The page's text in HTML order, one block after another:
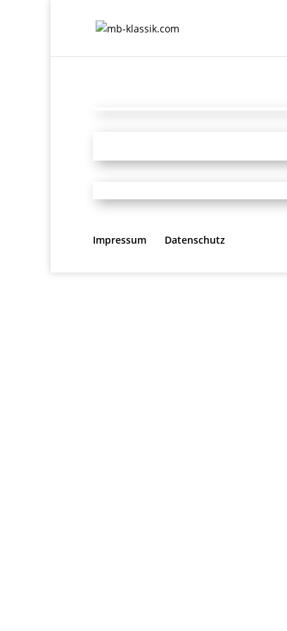
Impressum Datenschutz